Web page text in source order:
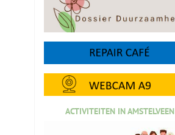
ACTIVITEITEN IN AMSTELVEEN